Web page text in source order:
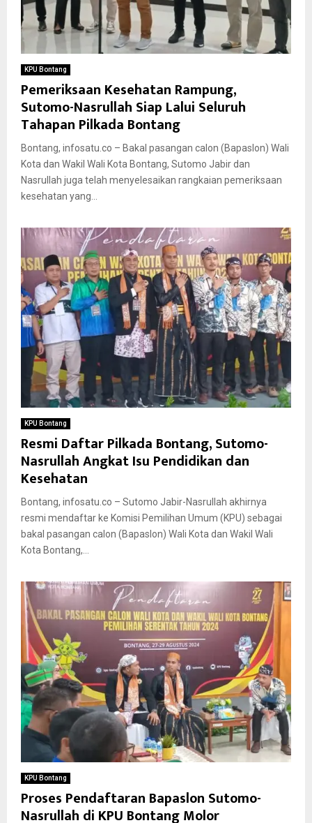
KPU Bontang
Pemeriksaan Kesehatan Rampung,
Sutomo-Nasrullah Siap Lalui Seluruh
Tahapan Pilkada Bontang
Bontang, infosatu.co – Bakal pasangan calon (Bapaslon) Wali
Kota dan Wakil Wali Kota Bontang, Sutomo Jabir dan
Nasrullah juga telah menyelesaikan rangkaian pemeriksaan
kesehatan yang...
KPU Bontang
Resmi Daftar Pilkada Bontang, Sutomo-
Nasrullah Angkat Isu Pendidikan dan
Kesehatan
Bontang, infosatu.co – Sutomo Jabir-Nasrullah akhirnya
resmi mendaftar ke Komisi Pemilihan Umum (KPU) sebagai
bakal pasangan calon (Bapaslon) Wali Kota dan Wakil Wali
Kota Bontang,...
KPU Bontang
Proses Pendaftaran Bapaslon Sutomo-
Nasrullah di KPU Bontang Molor